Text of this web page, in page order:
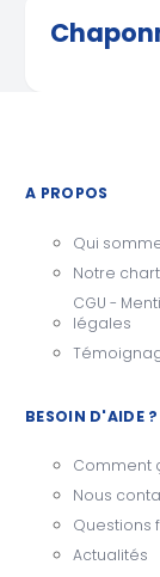
A PROPOS
Qui
Notre
CGU -
légales
BESOIN D'AIDE ?
Comment
Nous
Questions
Actualités